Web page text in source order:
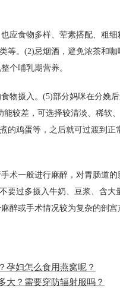
应食物多样、荤素搭配、粗细
等。(2)忌烟酒，避免浓茶和咖
个哺乳期营养。
物摄入。(5)部分妈咪在分娩
能较差，可选择较清淡、稀软
的鸡蛋等，之后就可过渡到正
术一般进行麻醉，对胃肠道的
要过多摄入牛奶、豆浆、含大
醉或手术情况较为复杂的剖宫
孕妇怎么食用燕窝呢？
大？需要穿防辐射服吗？